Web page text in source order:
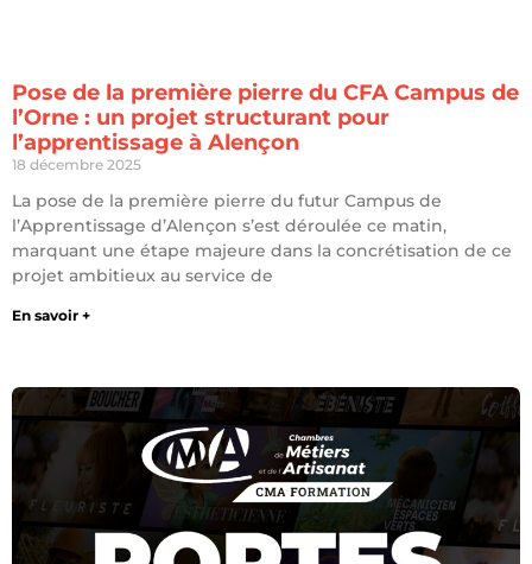
Pose de la première pierre du CFA Campus de
l’Orne : un projet structurant pour
l’apprentissage à Alençon
18 décembre 2025
La pose de la première pierre du futur Campus de
l’Apprentissage d’Alençon s’est déroulée ce matin,
marquant une étape majeure dans la concrétisation de ce
projet ambitieux au service de
En savoir +